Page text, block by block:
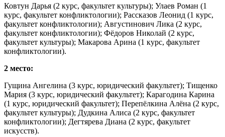
Ковтун Дарья (2 курс, факультет культуры); Улаев Роман (1
курс, факультет конфликтологии); Рассказов Леонид (1 курс,
факультет конфликтологии); Августинович Лика (2 курс,
факультет конфликтологии); Фёдоров Николай (2 курс,
факультет культуры); Макарова Арина (1 курс, факультет
конфликтологии).
2 место:
Гущина Ангелина (3 курс, юридический факультет); Тищенко
Мария (3 курс, юридический факультет); Карагодина Карина
(1 курс, юридический факультет); Перепёлкина Алёна (2 курс,
факультет культуры); Дудкина Алиса (2 курс, факультет
конфликтологии); Дегтярева Диана (2 курс, факультет
искусств).